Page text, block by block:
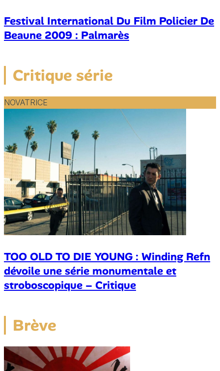
Festival International Du Film Policier De
Beaune 2009 : Palmarès
Critique série
NOVATRICE
TOO OLD TO DIE YOUNG : Winding Refn
dévoile une série monumentale et
stroboscopique – Critique
Brève